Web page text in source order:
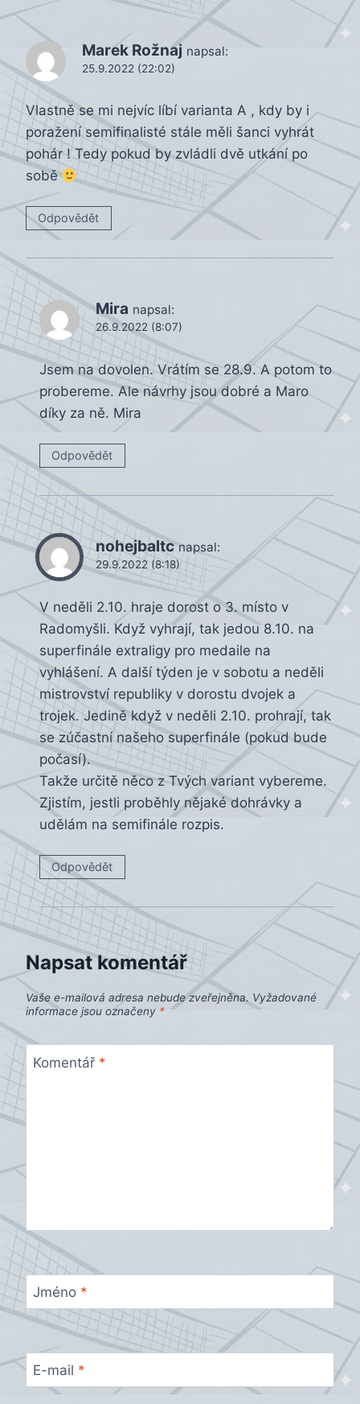
Marek Rožnaj napsal:
25.9.2022 (22:02)
Vlastně se mi nejvíc líbí varianta A , kdy by i
poražení semifinalisté stále měli šanci vyhrát
pohár ! Tedy pokud by zvládli dvě utkání po
sobě
Odpovědět
Mira napsal:
26.9.2022 (8:07)
Jsem na dovolen. Vrátím se 28.9. A potom to
probereme. Ale návrhy jsou dobré a Maro
díky za ně. Mira
Odpovědět
nohejbaltc napsal:
29.9.2022 (8:18)
V neděli 2.10. hraje dorost o 3. místo v
Radomyšli. Když vyhrají, tak jedou 8.10. na
superfinále extraligy pro medaile na
vyhlášení. A další týden je v sobotu a neděli
mistrovství republiky v dorostu dvojek a
trojek. Jedině když v neděli 2.10. prohrají, tak
se zúčastní našeho superfinále (pokud bude
počasí).
Takže určitě něco z Tvých variant vybereme.
Zjistím, jestli proběhly nějaké dohrávky a
udělám na semifinále rozpis.
Odpovědět
Napsat komentář
Vaše e-mailová adresa nebude zveřejněna. Vyžadované
informace jsou označeny *
Komentář *
Jméno *
E-mail *